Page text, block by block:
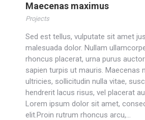
Maecenas maximus
Projects
Sed est tellus, vulputate sit amet
malesuada dolor. Nullam
rhoncus placerat, urna purus
sapien turpis ut mauris. Maecenas
ultricies, sollicitudin nulla vitae,
hendrerit lacus risus, vel placerat
Lorem ipsum dolor sit amet,
elit.Proin rutrum rhoncus arcu,…